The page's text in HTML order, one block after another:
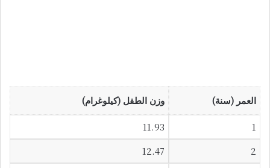
العمر (سنة) وزن الطفل (كيلوغرام)
1
11.93
2
12.47